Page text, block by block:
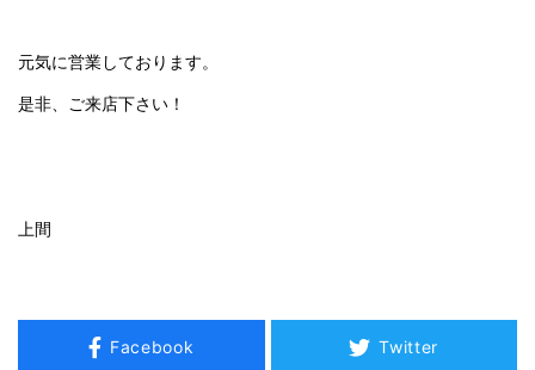
元気に営業しております。
是非、ご来店下さい！
上間
Facebook Twitter